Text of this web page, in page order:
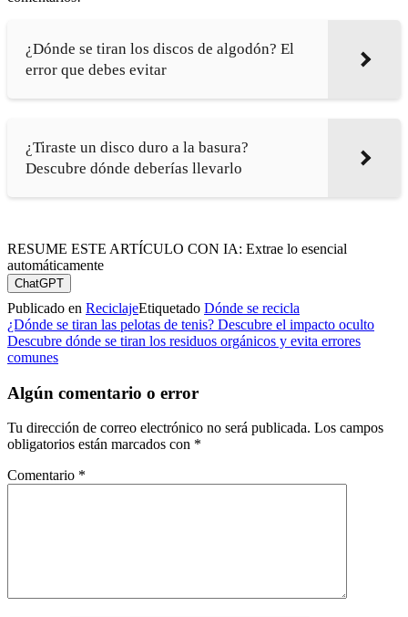
¿Dónde se tiran los discos de algodón? El
error que debes evitar
¿Tiraste un disco duro a la basura?
Descubre dónde deberías llevarlo
RESUME ESTE ARTÍCULO CON IA: Extrae lo esencial
automáticamente
ChatGPT
Publicado en ReciclajeEtiquetado Dónde se recicla
Navegación
de
¿Dónde se tiran las pelotas de tenis? Descubre el impacto oculto
Descubre dónde se tiran los residuos orgánicos y evita errores
comunes
Algún comentario o error
Tu dirección de correo electrónico no será publicada. Los campos
obligatorios están marcados con *
Comentario *